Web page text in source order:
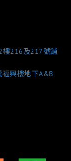
樓216及217號舖
興樓地下A&B